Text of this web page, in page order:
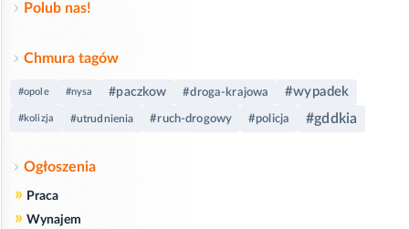
Polub nas!
Chmura tagów
#opole #nysa #paczkow #droga-krajowa #wypadek
#kolizja #utrudnienia #ruch-drogowy #policja #gddkia
Ogłoszenia
» Praca
» Wynajem